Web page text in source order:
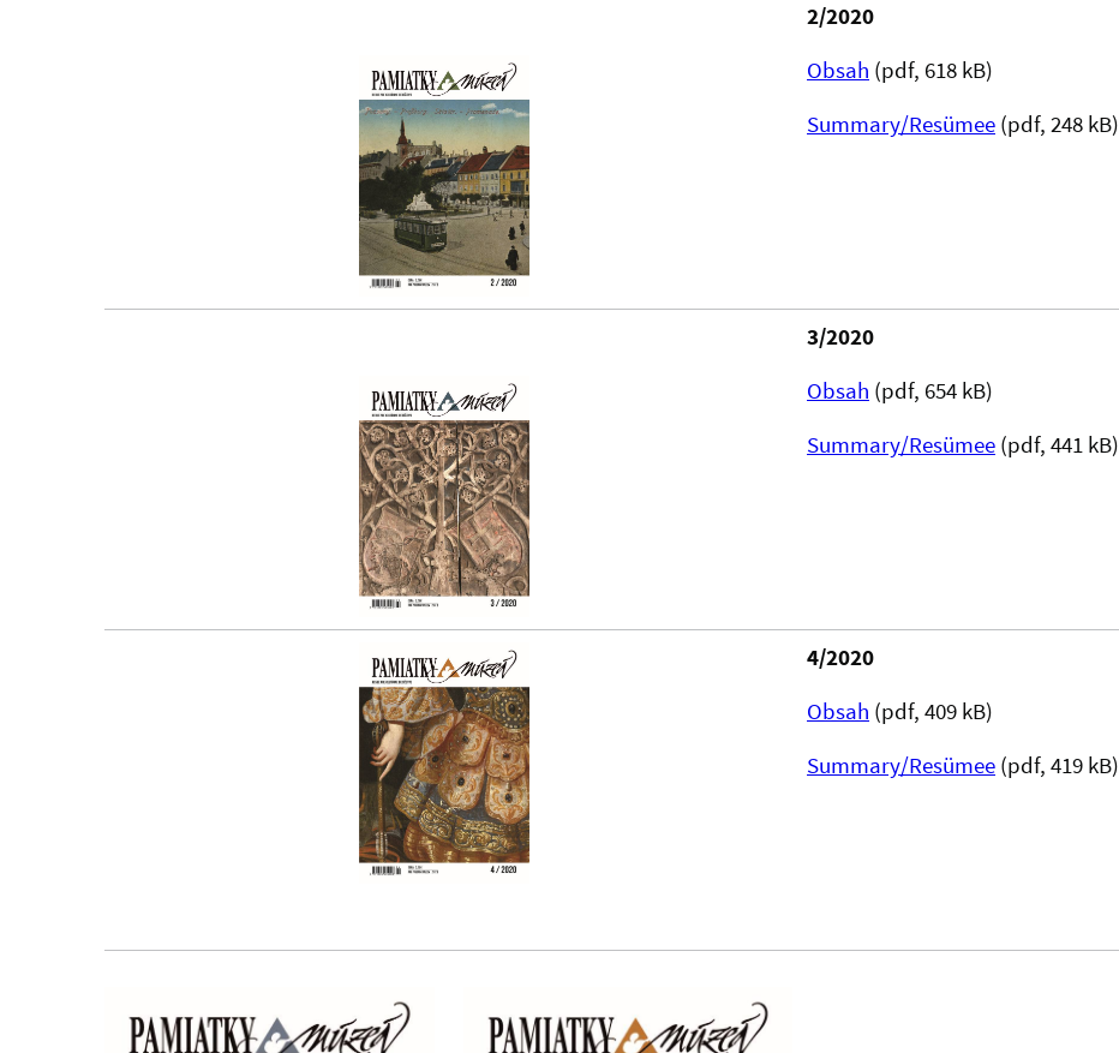
2/2020
Obsah (pdf, 618 kB)
Summary/Resümee (pdf, 248 kB)
3/2020
Obsah (pdf, 654 kB)
Summary/Resümee (pdf, 441 kB)
4/2020
Obsah (pdf, 409 kB)
Summary/Resümee (pdf, 419 kB)